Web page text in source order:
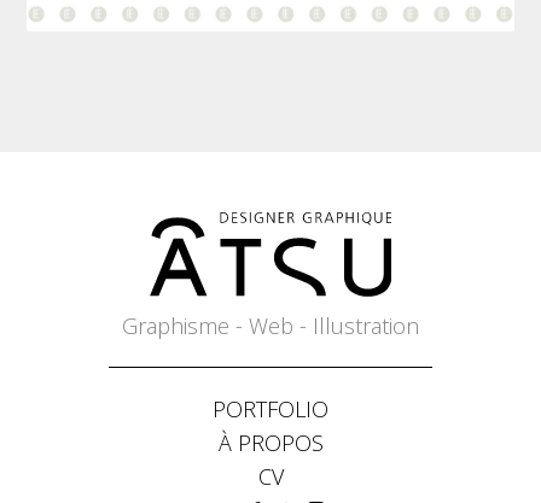
Graphisme - Web - Illustration
PORTFOLIO
À PROPOS
CV